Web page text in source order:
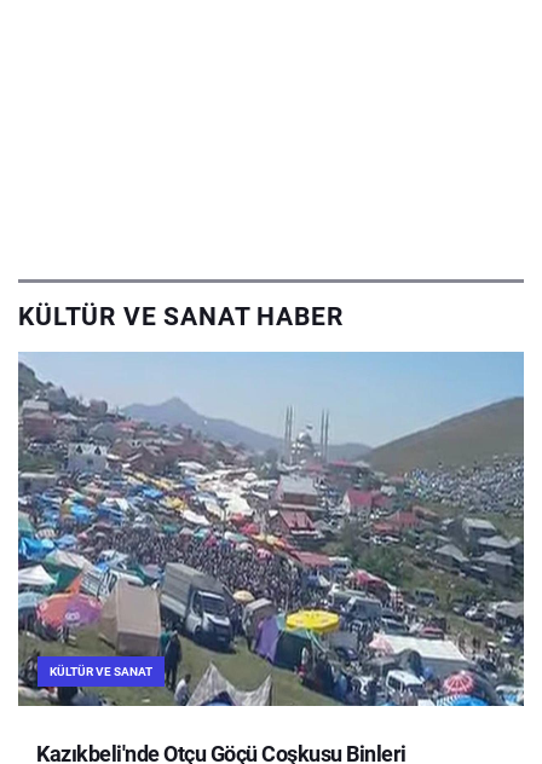
KÜLTÜR VE SANAT HABER
KÜLTÜR VE SANAT
Kazıkbeli'nde Otçu Göçü Coşkusu Binleri